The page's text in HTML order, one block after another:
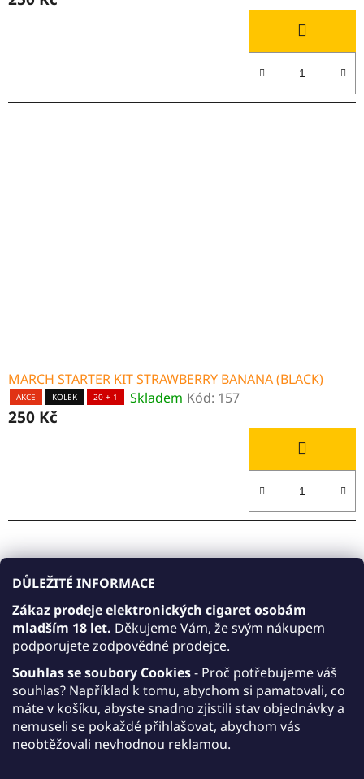
DŮLEŽITÉ INFORMACE
Zákaz prodeje elektronických cigaret osobám
mladším 18 let. Děkujeme Vám, že svým nákupem
podporujete zodpovědné prodejce.
Souhlas se soubory Cookies- Proč potřebujeme váš
souhlas? Například k tomu, abychom si pamatovali, co
máte v košíku, abyste snadno zjistili stav objednávky a
nemuseli se pokaždé přihlašovat, abychom vás
neobtěžovali nevhodnou reklamou.
MARCH STARTER KIT STRAWBERRY BANANA (BLACK)
AKCE KOLEK 20 + 1 Skladem Kód: 157
250 Kč